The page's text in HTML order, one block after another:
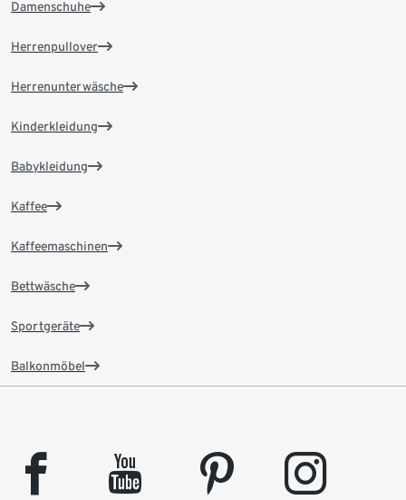
Damenschuhe
Herrenpullover
Herrenunterwäsche
Kinderkleidung
Babykleidung
Kaffee
Kaffeemaschinen
Bettwäsche
Sportgeräte
Balkonmöbel
facebook youtube pinterest instagram